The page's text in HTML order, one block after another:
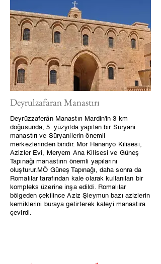
Deyrulzafaran Manastırı
Deyrüzzaferân Manastırı Mardin'in 3 km
doğusunda, 5. yüzyılda yapılan bir Süryani
manastırı ve Süryanilerin önemli
merkezlerinden biridir. Mor Hananyo Kilisesi,
Azizler Evi, Meryem Ana Kilisesi ve Güneş
Tapınağı manastırın önemli yapılarını
oluşturur.MÖ Güneş Tapınağı, daha sonra da
Romalılar tarafından kale olarak kullanılan bir
kompleks üzerine inşa edildi. Romalılar
bölgeden çekilince Aziz Şleymun bazı azizlerin
kemiklerini buraya getirterek kaleyi manastıra
çevirdi.